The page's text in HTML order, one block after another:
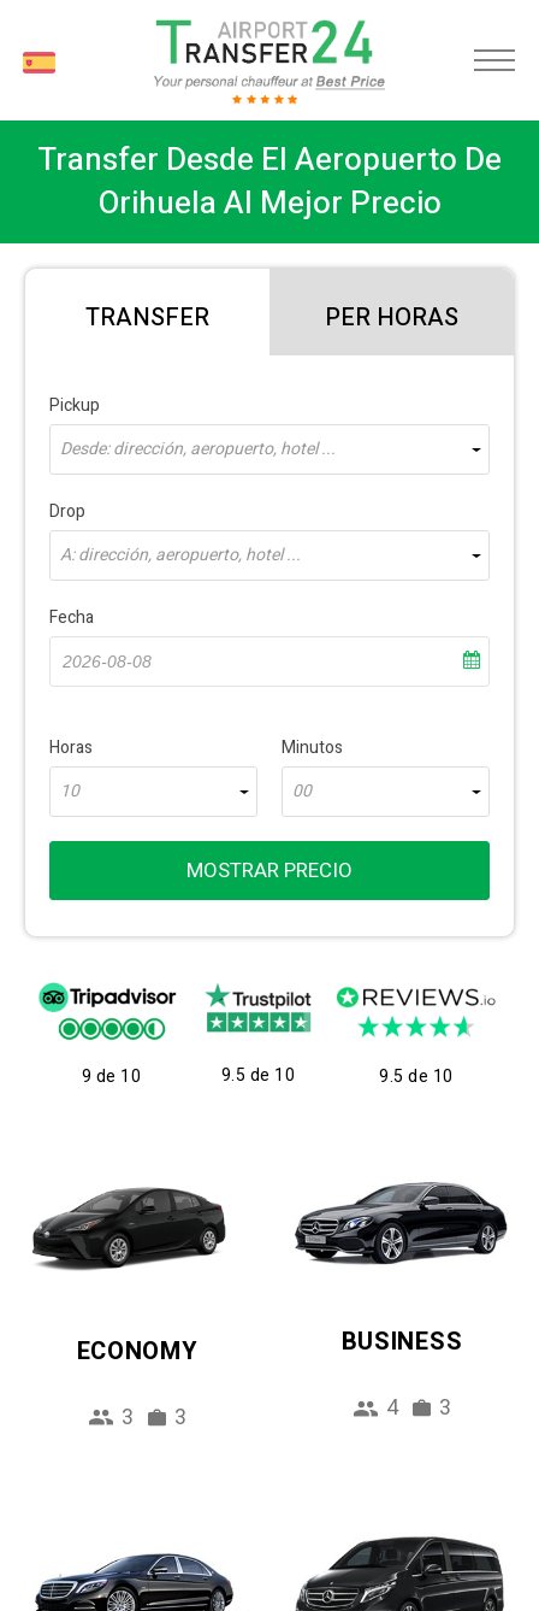
Transfer Desde El Aeropuerto De
Orihuela Al Mejor Precio
TRANSFER PER HORAS
Pickup
Desde: dirección, aeropuerto, hotel ...
Drop
A: dirección, aeropuerto, hotel ...
Fecha
Horas
10
Minutos
00
MOSTRAR PRECIO
9 de 10 9.5 de 10 9.5 de 10
ECONOMY
3 3
BUSINESS
4 3